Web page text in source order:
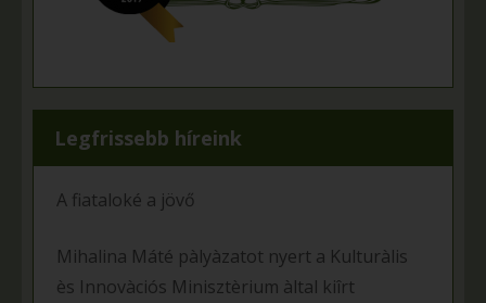
Legfrissebb híreink
A fiataloké a jövő
Mihalina Máté pàlyàzatot nyert a Kulturàlis
ès Innovàciós Minisztèrium àltal kiîrt